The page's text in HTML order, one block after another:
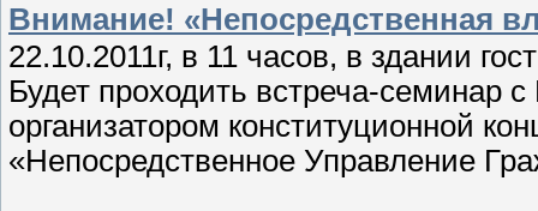
Внимание! «Непосредственная
22.10.2011г, в 11 часов, в здании
Будет проходить встреча-семинар
организатором конституционной
«Непосредственное Управление